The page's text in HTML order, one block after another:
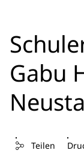
Gabu
Teilen